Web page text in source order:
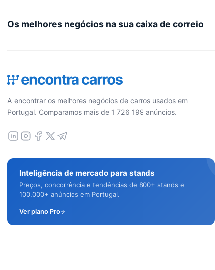
Os melhores negócios na sua caixa de correio
A encontrar os melhores negócios de carros usados em
Portugal. Comparamos mais de 1 726 199 anúncios.
Inteligência de mercado para stands
Preços, concorrência e tendências de 800+ stands e
100.000+ anúncios em Portugal.
Ver plano Pro